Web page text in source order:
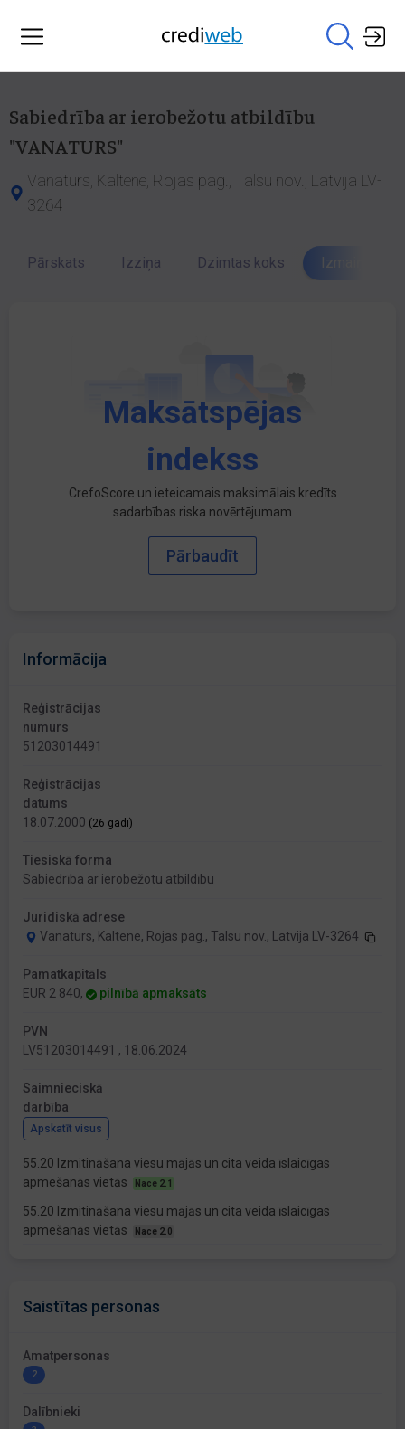
Sabiedrība ar ierobežotu atbildību
"VANATURS"
Vanaturs, Kaltene, Rojas pag., Talsu nov., Latvija LV-
3264
Pārskats Izziņa Dzimtas koks Izmaiņu
Maksātspējas
indekss
CrefoScore un ieteicamais maksimālais kredīts
sadarbības riska novērtējumam
Pārbaudīt
Informācija
Reģistrācijas
numurs
51203014491
Reģistrācijas
datums
18.07.2000 (26 gadi)
Tiesiskā forma
Sabiedrība ar ierobežotu atbildību
Juridiskā adrese
Vanaturs, Kaltene, Rojas pag., Talsu nov., Latvija LV-3264
Pamatkapitāls
EUR 2 840,
pilnībā apmaksāts
PVN
LV51203014491 , 18.06.2024
Saimnieciskā
darbība
Apskatīt visus
55.20 Izmitināšana viesu mājās un cita veida īslaicīgas
apmešanās vietās
Nace 2.1
55.20 Izmitināšana viesu mājās un cita veida īslaicīgas
apmešanās vietās
Nace 2.0
Saistītas personas
Amatpersonas
2
Dalībnieki